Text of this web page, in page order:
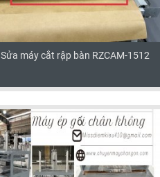
Sửa máy cắt rập bàn RZCAM-1512